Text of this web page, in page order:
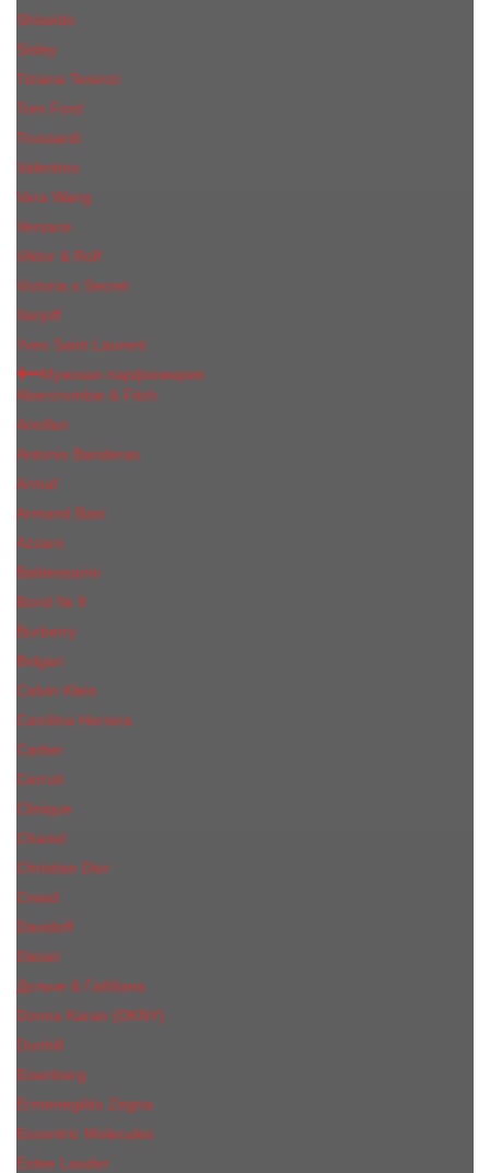
Shiseido
Sisley
Tiziana Terenzi
Tom Ford
Trussardi
Valentino
Vera Wang
Versace
Viktor & Rolf
Victoria s Secret
Xerjoff
Yves Saint Laurent
Мужская парфюмерия
Abercrombie & Fitch
Annifen
Antonio Banderas
Armaf
Armand Basi
Azzaro
Baldessarini
Bond № 9
Burberry
Bvlgari
Calvin Klein
Carolina Herrera
Cartier
Cerruti
Сliniquе
Chanel
Christian Dior
Creed
Davidoff
Diesel
Дольче & Габбана
Donna Karan (DKNY)
Dunhill
Eisenberg
Ermenegildo Zegna
Escentric Molecules
Еsteе Lаudеr